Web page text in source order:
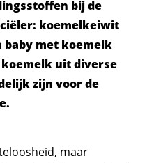
bij de
koemelkeiwit
baby met koemelk
uit diverse
zijn voor de
maar